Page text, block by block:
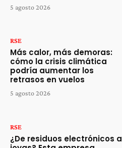
5 agosto 2026
RSE
Más calor, más demoras:
cómo la crisis climática
podría aumentar los
retrasos en vuelos
5 agosto 2026
RSE
¿De residuos electrónicos a